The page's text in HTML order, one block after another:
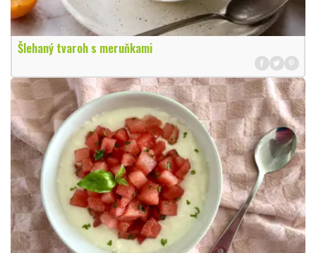
Šlehaný tvaroh s meruňkami